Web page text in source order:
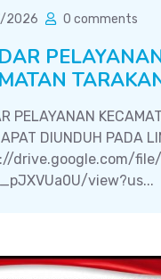
2026 0 comments
PELAYANAN
DIUNDUH PADA
drive.google.com/
view?us...